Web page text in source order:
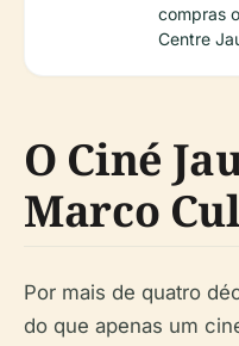
compras
Centre
O Ciné
Marco
Por mais de quatro
do que apenas um